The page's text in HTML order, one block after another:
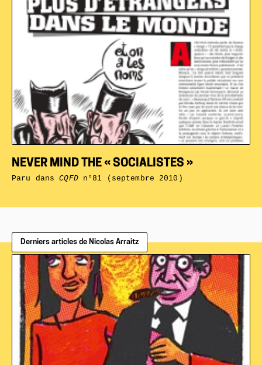
NEVER MIND THE « SOCIALISTES »
Paru dansCQFDn°81 (septembre 2010)
Derniers articles de Nicolas Arraitz